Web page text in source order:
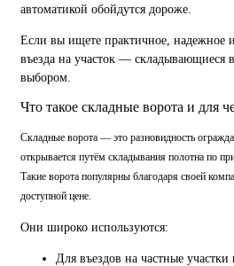
автоматикой обойдутся дороже.
Если вы ищете практичное, надежное
въезда на участок — складывающиеся
выбором.
Что такое складные ворота и для
Складные ворота — это разновидность
открывается путём складывания полотна по
Такие ворота популярны благодаря своей
доступной цене.
Они широко используются:
Для въездов на частные участки